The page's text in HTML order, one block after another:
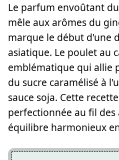
Le parfum envoûtant
mêle aux arômes du
marque le début d'une
asiatique. Le poulet au
emblématique qui allie
du sucre caramélisé à
sauce soja. Cette
perfectionnée au fil des
équilibre harmonieux